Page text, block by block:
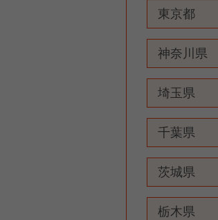
東京都
神奈川県
埼玉県
千葉県
茨城県
栃木県